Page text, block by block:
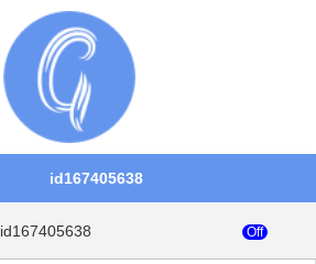
id167405638
id167405638 Off